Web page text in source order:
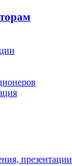
презентации